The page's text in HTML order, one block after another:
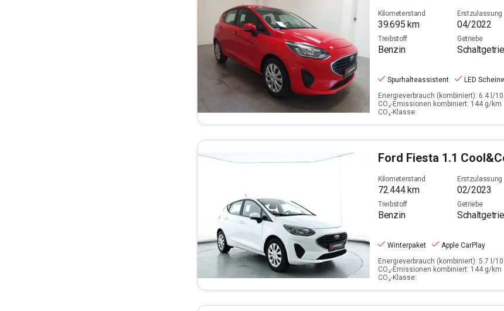
Kilometerstand
39.695 km
Erstzulassung
04/2022
Treibstoff
Benzin
Getriebe
Spurhalteassistent
LED
Energieverbrauch (kombiniert): 6.4 l/
CO₂-Emissionen kombiniert: 144 g/km
CO₂-Klasse:
Ford Fiesta 1.1 Cool&Connect
Kilometerstand
72.444km
Erstzulassung
02/2023
Treibstoff
Benzin
Getriebe
Winterpaket
Apple CarPlay
Energieverbrauch (kombiniert): 5.7 l/
CO₂-Emissionen kombiniert: 144 g/km
CO₂-Klasse: